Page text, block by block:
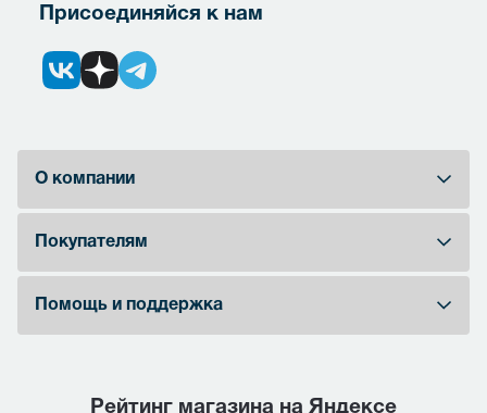
Присоединяйся к нам
О компании
Покупателям
Помощь и поддержка
Рейтинг магазина на Яндексе